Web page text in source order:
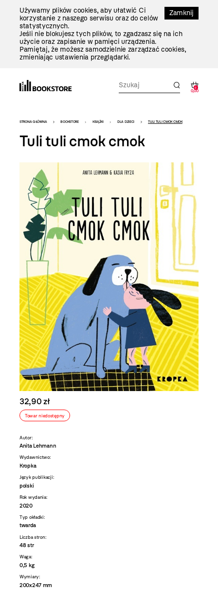
Zamknij
Używamy plików cookies, aby ułatwić Ci
korzystanie z naszego serwisu oraz do celów
statystycznych.
Jeśli nie blokujesz tych plików, to zgadzasz się na ich
użycie oraz zapisanie w pamięci urządzenia.
Pamiętaj, że możesz samodzielnie zarządzać cookies,
zmieniając ustawienia przeglądarki.
0
0,00
Bookstore
-
szablon
szczegóły
STRONA GŁÓWNA BOOKSTORE KSIĄŻKI DLA DZIECI TULI TULI CMOK CMOK
Tuli tuli cmok cmok
32,90 zł
Towar niedostępny
Autor:
Anita Lehmann
Wydawnictwo:
Kropka
Język publikacji:
polski
Rok wydania:
2020
Typ okładki:
twarda
Liczba stron:
48 str
Waga:
0,5 kg
Wymiary:
200x247 mm